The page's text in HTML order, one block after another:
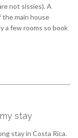
not sissies). A
main house
a few rooms so book
stay
stay in Costa Rica.